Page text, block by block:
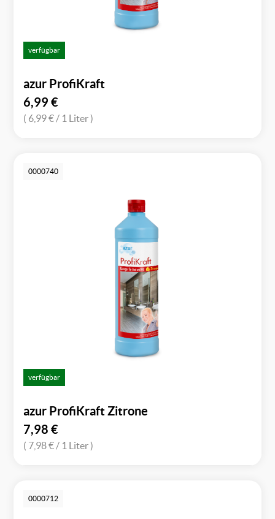
verfügbar
azur ProfiKraft
6,99 €
( 6,99 €/ 1 Liter )
0000740
verfügbar
azur ProfiKraft Zitrone
7,98 €
( 7,98 € / 1 Liter )
0000712